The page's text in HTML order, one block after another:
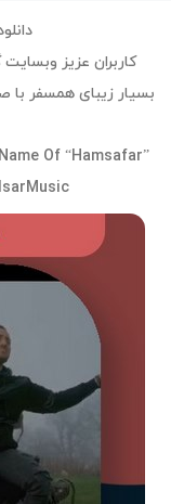
کاربران عزیز
بسیار زیبای همسفر با
Of “Hamsafar”